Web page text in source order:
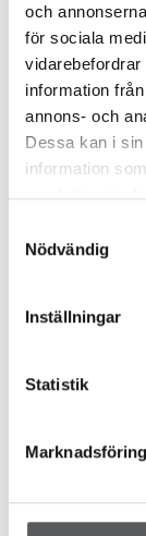
och
för sociala
vidarebefordrar
information
annons- och
Dessa kan i
information
samlat in när
Nödvändig
Inställningar
Statistik
Marknadsföring
Nyheter